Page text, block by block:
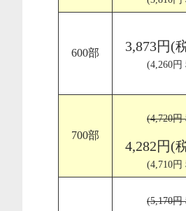
600部 3,873円(
(4,260円
700部
(4,720円
4,282円(
(4,710円
(5,170円